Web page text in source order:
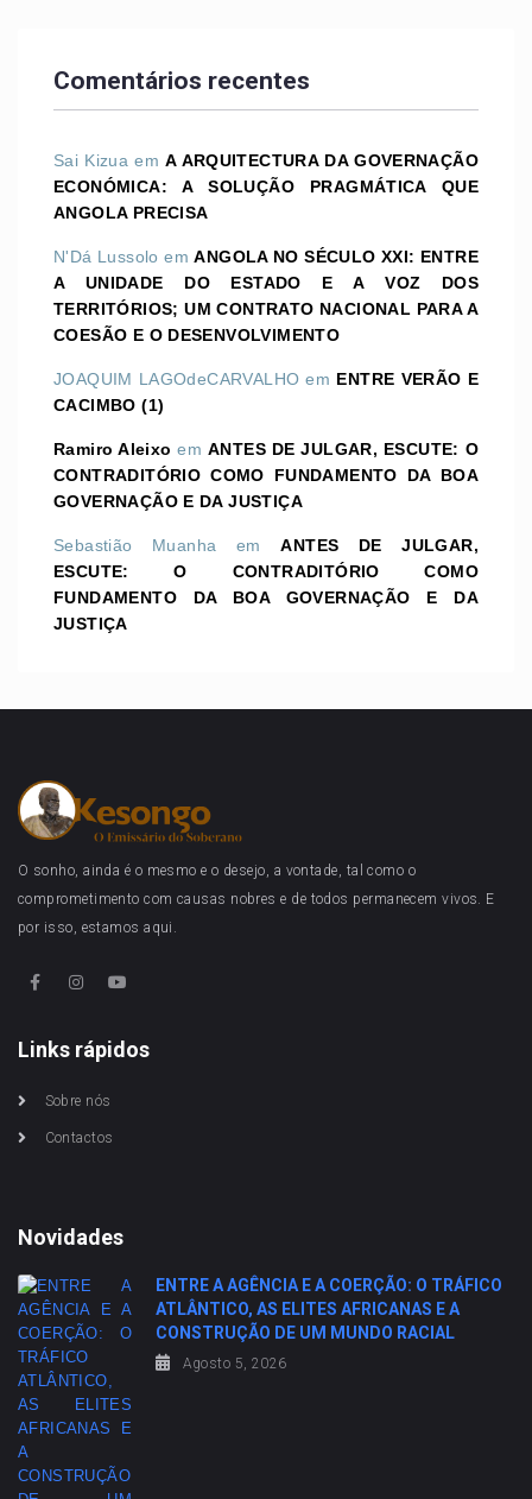
Comentários recentes
Sai Kizua emA ARQUITECTURA DA GOVERNAÇÃO
ECONÓMICA: A SOLUÇÃO PRAGMÁTICA QUE
ANGOLA PRECISA
N'Dá Lussolo emANGOLA NO SÉCULO XXI: ENTRE
A UNIDADE DO ESTADO E A VOZ DOS
TERRITÓRIOS; UM CONTRATO NACIONAL PARA A
COESÃO E O DESENVOLVIMENTO
JOAQUIM LAGOdeCARVALHO em ENTRE VERÃO E
CACIMBO (1)
Ramiro Aleixo emANTES DE JULGAR, ESCUTE: O
CONTRADITÓRIO COMO FUNDAMENTO DA BOA
GOVERNAÇÃO E DA JUSTIÇA
Sebastião Muanha emANTES DE JULGAR,
ESCUTE: O CONTRADITÓRIO COMO
FUNDAMENTO DA BOA GOVERNAÇÃO E DA
JUSTIÇA
O sonho, ainda é o mesmo e o desejo, a vontade, tal como o
comprometimento com causas nobres e de todos permanecem vivos. E
por isso, estamos aqui.
Links rápidos
Sobre nós
Contactos
Novidades
ENTRE A AGÊNCIA E A COERÇÃO: O TRÁFICO
ATLÂNTICO, AS ELITES AFRICANAS E A
CONSTRUÇÃO DE UM MUNDO RACIAL
Agosto 5, 2026